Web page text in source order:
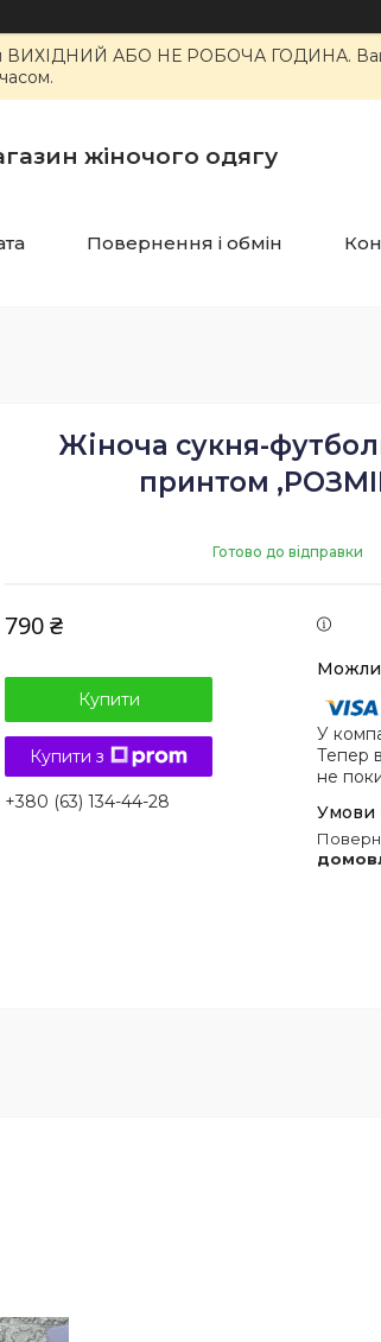
ВИХІДНИЙ АБО НЕ РОБОЧА ГОДИНА.
часом.
жіночого одягу
Повернення і обмін
Жіноча сукня-
принтом
Готово до відправки
790 ₴
Купити
Купити з
+380 (63) 134-44-28
У
Тепер
не